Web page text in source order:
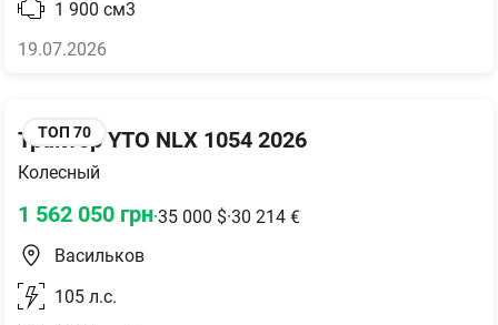
1 900 см3
19.07.2026
ТОП 70
Трактор YTO NLX 1054 2026
Колесный
1 562 050 грн·35 000 $·30 214 €
Васильков
105 л.с.